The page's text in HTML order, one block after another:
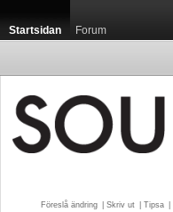
Startsidan Forum
Föreslå ändring Skriv ut Tipsa